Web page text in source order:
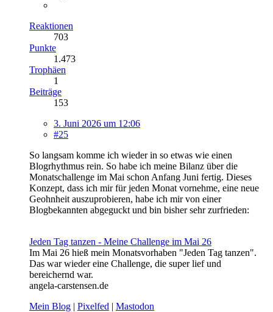
Reaktionen
703
Punkte
1.473
Trophäen
1
Beiträge
153
3. Juni 2026 um 12:06
#25
So langsam komme ich wieder in so etwas wie einen
Blogrhythmus rein. So habe ich meine Bilanz über die
Monatschallenge im Mai schon Anfang Juni fertig. Dieses
Konzept, dass ich mir für jeden Monat vornehme, eine neue
Geohnheit auszuprobieren, habe ich mir von einer
Blogbekannten abgeguckt und bin bisher sehr zurfrieden:
Jeden Tag tanzen - Meine Challenge im Mai 26
Im Mai 26 hieß mein Monatsvorhaben "Jeden Tag tanzen".
Das war wieder eine Challenge, die super lief und
bereichernd war.
angela-carstensen.de
Mein Blog | Pixelfed | Mastodon